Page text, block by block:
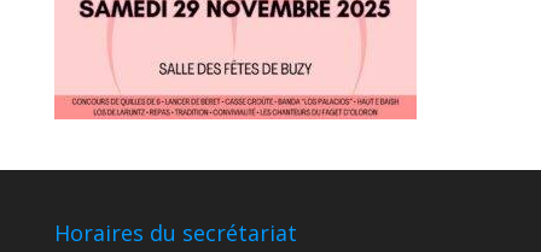
Horaires du secrétariat